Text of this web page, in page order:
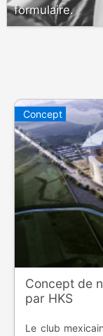
formulaire.
Concept
Concept de
par HKS
Le club